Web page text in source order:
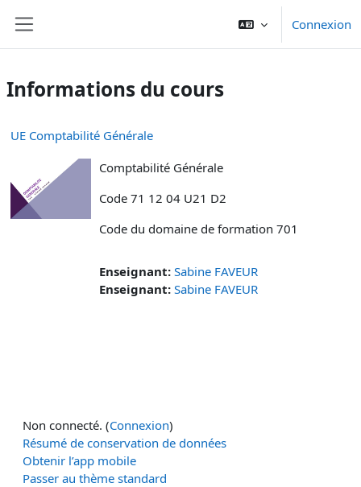
Connexion
Informations du cours
UE Comptabilité Générale
Comptabilité Générale
Code 71 12 04 U21 D2
Code du domaine de formation 701
Enseignant: Sabine FAVEUR
Enseignant: Sabine FAVEUR
Non connecté. (Connexion)
Résumé de conservation de données
Obtenir l’app mobile
Passer au thème standard